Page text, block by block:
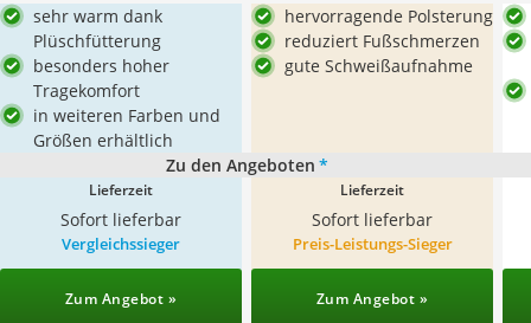
sehr warm dank
Plüschfütterung
besonders hoher
Tragekomfort
in weiteren Farben und
Größen erhältlich
hervorragende Polsterung
reduziert Fußschmerzen
gute Schweißaufnahme
Zu den Angeboten *
Lieferzeit
Sofort lieferbar
Lieferzeit
Sofort lieferbar
Vergleichssieger
Zum Angebot »
Preis-Leistungs-Sieger
Zum Angebot »